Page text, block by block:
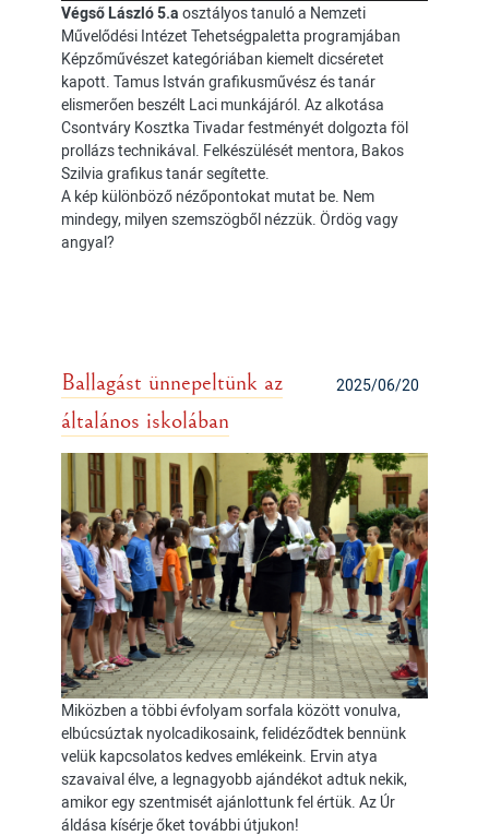
Végső László 5.a osztályos tanuló a Nemzeti
Művelődési Intézet Tehetségpaletta programjában
Képzőművészet kategóriában kiemelt dicséretet
kapott. Tamus István grafikusművész és tanár
elismerően beszélt Laci munkájáról. Az alkotása
Csontváry Kosztka Tivadar festményét dolgozta föl
prollázs technikával. Felkészülését mentora, Bakos
Szilvia grafikus tanár segítette.
A kép különböző nézőpontokat mutat be. Nem
mindegy, milyen szemszögből nézzük. Ördög vagy
angyal?
2025/06/20
Ballagást ünnepeltünk az
általános iskolában
Miközben a többi évfolyam sorfala között vonulva,
elbúcsúztak nyolcadikosaink, felidéződtek bennünk
velük kapcsolatos kedves emlékeink. Ervin atya
szavaival élve, a legnagyobb ajándékot adtuk nekik,
amikor egy szentmisét ajánlottunk fel értük. Az Úr
áldása kísérje őket további útjukon!